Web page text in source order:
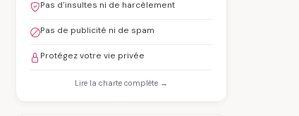
Pas d'insultes ni de harcèlement
Pas de publicité ni de spam
Protégez votre vie privée
Lire la charte complète →